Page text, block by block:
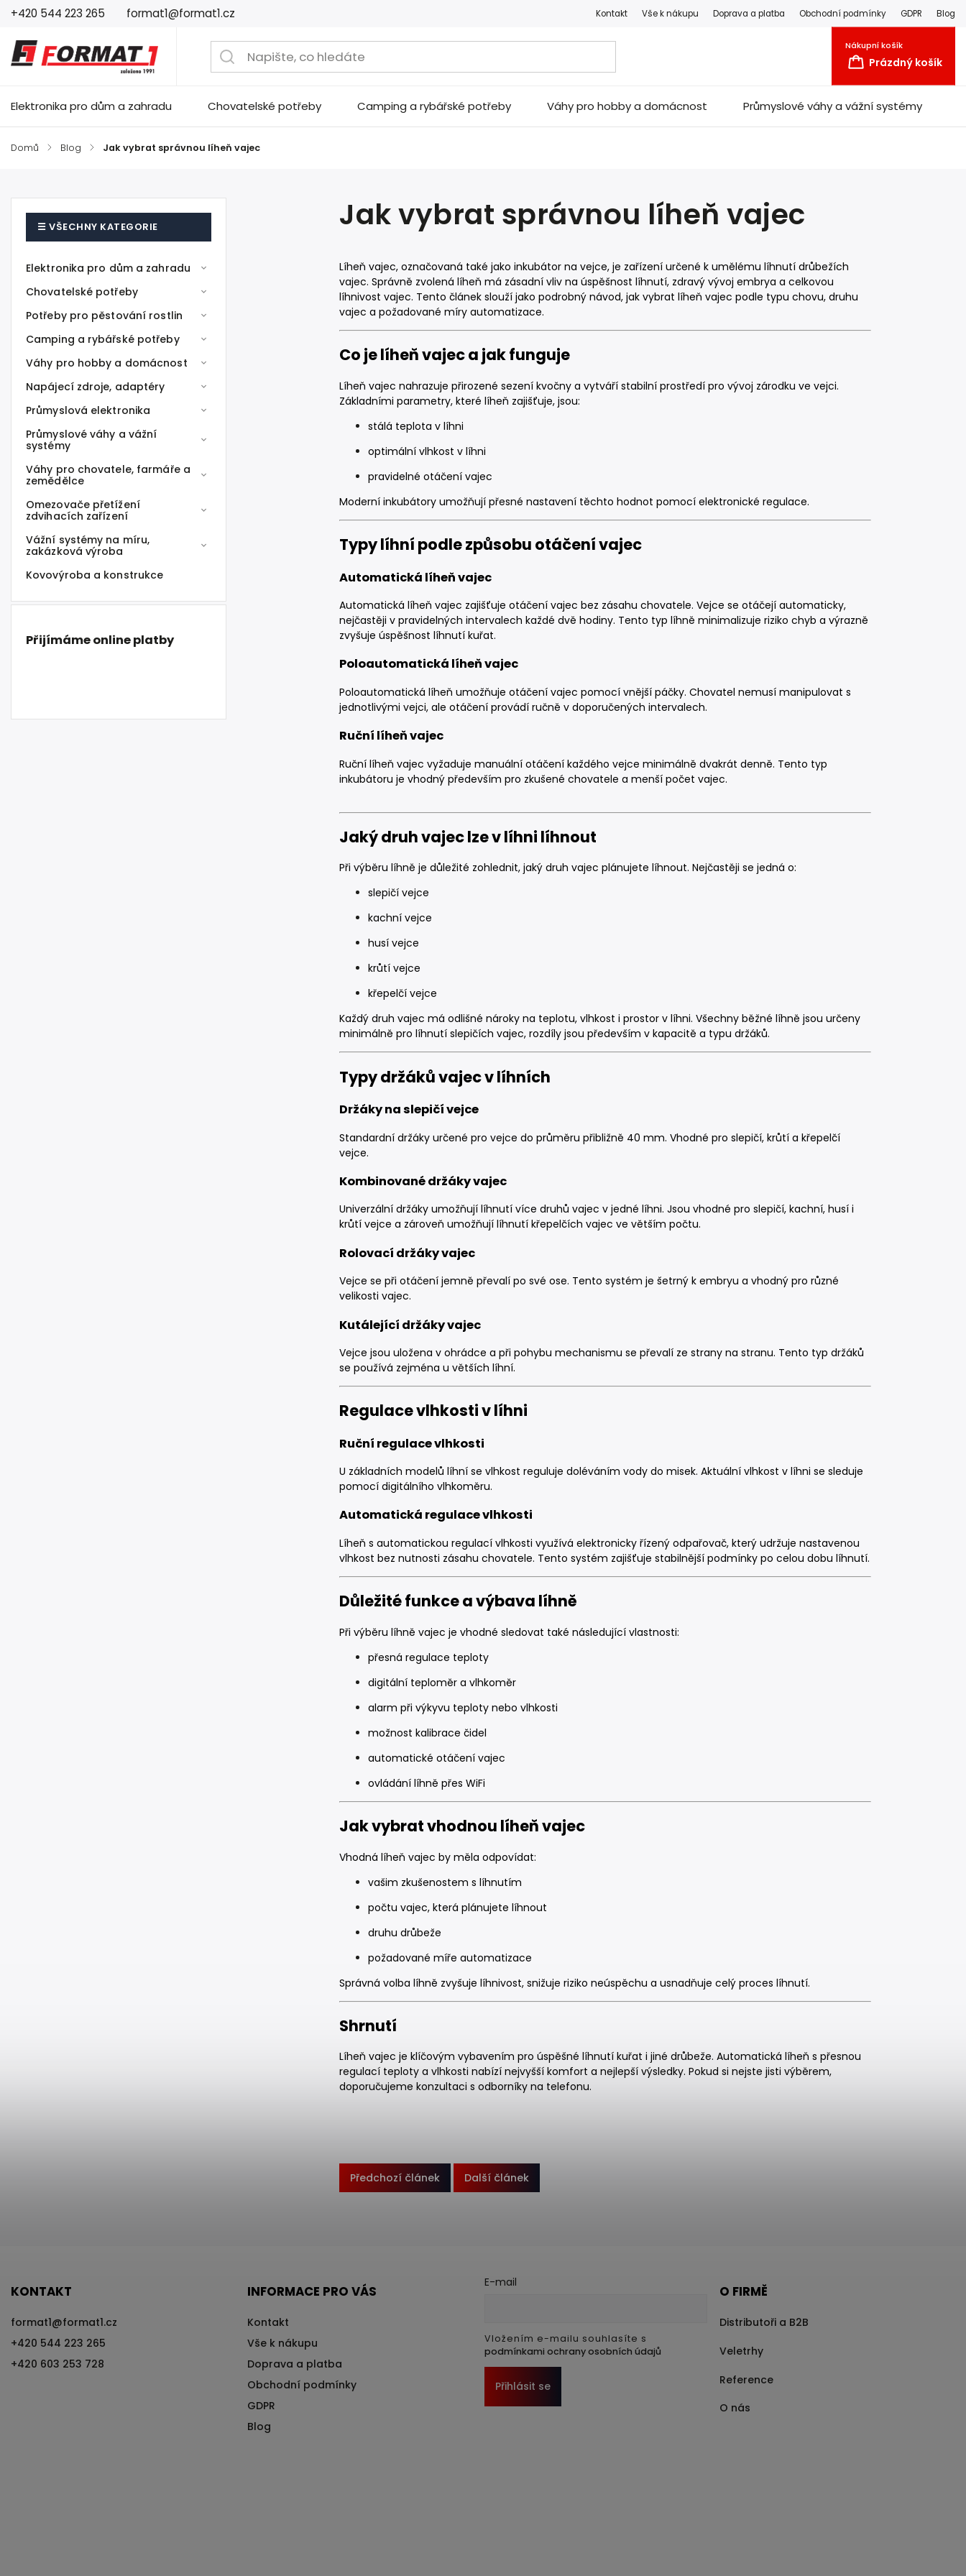
+420 544 223 265 format1@format1.cz Kontakt Vše k nákupu Doprava a platba Obchodní podmínky GDPR Blog
Nákupní košík
Prázdný košík
Elektronika pro dům a zahradu Chovatelské potřeby Camping a rybářské potřeby Váhy pro hobby a domácnost Průmyslové váhy a vážní systémy
Domů / Blog / Jak vybrat správnou líheň vajec
Elektronika pro dům a zahradu
Chovatelské potřeby
Potřeby pro pěstování rostlin
Camping a rybářské potřeby
Váhy pro hobby a domácnost
Napájecí zdroje, adaptéry
Průmyslová elektronika
Průmyslové váhy a vážní
systémy
Váhy pro chovatele, farmáře a
zemědělce
Omezovače přetížení
zdvihacích zařízení
Vážní systémy na míru,
zakázková výroba
Kovovýroba a konstrukce
Přijímáme online platby
Jak vybrat správnou líheň vajec
Líheň vajec, označovaná také jako inkubátor na vejce, je zařízení určené k umělému líhnutí drůbežích
vajec. Správně zvolená líheň má zásadní vliv na úspěšnost líhnutí, zdravý vývoj embrya a celkovou
líhnivost vajec. Tento článek slouží jako podrobný návod, jak vybrat líheň vajec podle typu chovu, druhu
vajec a požadované míry automatizace.
Co je líheň vajec a jak funguje
Líheň vajec nahrazuje přirozené sezení kvočny a vytváří stabilní prostředí pro vývoj zárodku ve vejci.
Základními parametry, které líheň zajišťuje, jsou:
stálá teplota v líhni
optimální vlhkost v líhni
pravidelné otáčení vajec
Moderní inkubátory umožňují přesné nastavení těchto hodnot pomocí elektronické regulace.
Typy líhní podle způsobu otáčení vajec
Automatická líheň vajec
Automatická líheň vajec zajišťuje otáčení vajec bez zásahu chovatele. Vejce se otáčejí automaticky,
nejčastěji v pravidelných intervalech každé dvě hodiny. Tento typ líhně minimalizuje riziko chyb a výrazně
zvyšuje úspěšnost líhnutí kuřat.
Poloautomatická líheň vajec
Poloautomatická líheň umožňuje otáčení vajec pomocí vnější páčky. Chovatel nemusí manipulovat s
jednotlivými vejci, ale otáčení provádí ručně v doporučených intervalech.
Ruční líheň vajec
Ruční líheň vajec vyžaduje manuální otáčení každého vejce minimálně dvakrát denně. Tento typ
inkubátoru je vhodný především pro zkušené chovatele a menší počet vajec.
Jaký druh vajec lze v líhni líhnout
Při výběru líhně je důležité zohlednit, jaký druh vajec plánujete líhnout. Nejčastěji se jedná o:
slepičí vejce
kachní vejce
husí vejce
krůtí vejce
křepelčí vejce
Každý druh vajec má odlišné nároky na teplotu, vlhkost i prostor v líhni. Všechny běžné líhně jsou určeny
minimálně pro líhnutí slepičích vajec, rozdíly jsou především v kapacitě a typu držáků.
Typy držáků vajec v líhních
Držáky na slepičí vejce
Standardní držáky určené pro vejce do průměru přibližně 40 mm. Vhodné pro slepičí, krůtí a křepelčí
vejce.
Kombinované držáky vajec
Univerzální držáky umožňují líhnutí více druhů vajec v jedné líhni. Jsou vhodné pro slepičí, kachní, husí i
krůtí vejce a zároveň umožňují líhnutí křepelčích vajec ve větším počtu.
Rolovací držáky vajec
Vejce se při otáčení jemně převalí po své ose. Tento systém je šetrný k embryu a vhodný pro různé
velikosti vajec.
Kutálející držáky vajec
Vejce jsou uložena v ohrádce a při pohybu mechanismu se převalí ze strany na stranu. Tento typ držáků
se používá zejména u větších líhní.
Regulace vlhkosti v líhni
Ruční regulace vlhkosti
U základních modelů líhní se vlhkost reguluje doléváním vody do misek. Aktuální vlhkost v líhni se sleduje
pomocí digitálního vlhkoměru.
Automatická regulace vlhkosti
Líheň s automatickou regulací vlhkosti využívá elektronicky řízený odpařovač, který udržuje nastavenou
vlhkost bez nutnosti zásahu chovatele. Tento systém zajišťuje stabilnější podmínky po celou dobu líhnutí.
Důležité funkce a výbava líhně
Při výběru líhně vajec je vhodné sledovat také následující vlastnosti:
přesná regulace teploty
digitální teploměr a vlhkoměr
alarm při výkyvu teploty nebo vlhkosti
možnost kalibrace čidel
automatické otáčení vajec
ovládání líhně přes WiFi
Jak vybrat vhodnou líheň vajec
Vhodná líheň vajec by měla odpovídat:
vašim zkušenostem s líhnutím
počtu vajec, která plánujete líhnout
druhu drůbeže
požadované míře automatizace
Správná volba líhně zvyšuje líhnivost, snižuje riziko neúspěchu a usnadňuje celý proces líhnutí.
Shrnutí
Líheň vajec je klíčovým vybavením pro úspěšné líhnutí kuřat i jiné drůbeže. Automatická líheň s přesnou
regulací teploty a vlhkosti nabízí nejvyšší komfort a nejlepší výsledky. Pokud si nejste jisti výběrem,
doporučujeme konzultaci s odborníky na telefonu.
Předchozí článek Další článek
KONTAKT
format1@format1.cz
+420 544 223 265
+420 603 253 728
INFORMACE PRO VÁS
Kontakt
Vše k nákupu
Doprava a platba
Obchodní podmínky
GDPR
Blog
E-mail
Vložením e-mailu souhlasíte s
podmínkami ochrany osobních údajů
Přihlásit se
O FIRMĚ
Distributoři a B2B
Veletrhy
Reference
O nás